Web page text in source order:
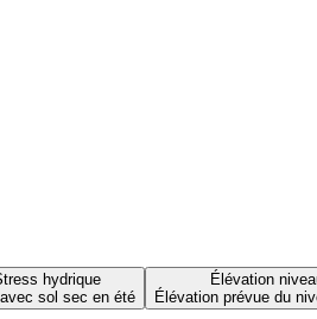
hydrique
sol sec en été
Élévation
Élévation prévue du